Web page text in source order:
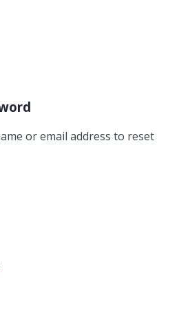
or email address to reset